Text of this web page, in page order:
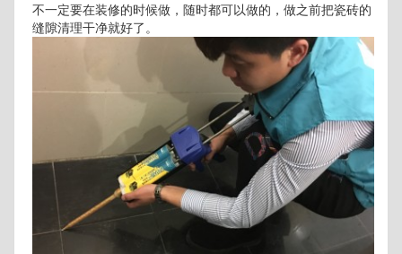
不一定要在装修的时候做，随时都可以做的，做之前把瓷砖的
缝隙清理干净就好了。